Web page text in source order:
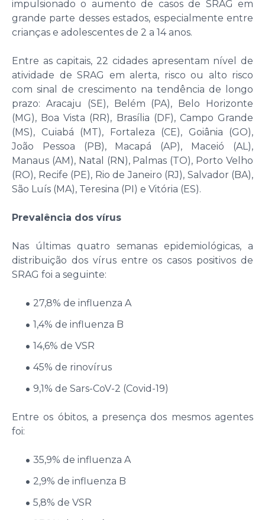
impulsionado o aumento de casos de SRAG em
grande parte desses estados, especialmente entre
crianças e adolescentes de 2 a 14 anos.
Entre as capitais, 22 cidades apresentam nível de
atividade de SRAG em alerta, risco ou alto risco
com sinal de crescimento na tendência de longo
prazo: Aracaju (SE), Belém (PA), Belo Horizonte
(MG), Boa Vista (RR), Brasília (DF), Campo Grande
(MS), Cuiabá (MT), Fortaleza (CE), Goiânia (GO),
João Pessoa (PB), Macapá (AP), Maceió (AL),
Manaus (AM), Natal (RN), Palmas (TO), Porto Velho
(RO), Recife (PE), Rio de Janeiro (RJ), Salvador (BA),
São Luís (MA), Teresina (PI) e Vitória (ES).
Prevalência dos vírus
Nas últimas quatro semanas epidemiológicas, a
distribuição dos vírus entre os casos positivos de
SRAG foi a seguinte:
27,8% de influenza A
1,4% de influenza B
14,6% de VSR
45% de rinovírus
9,1% de Sars-CoV-2 (Covid-19)
Entre os óbitos, a presença dos mesmos agentes
foi:
35,9% de influenza A
2,9% de influenza B
5,8% de VSR